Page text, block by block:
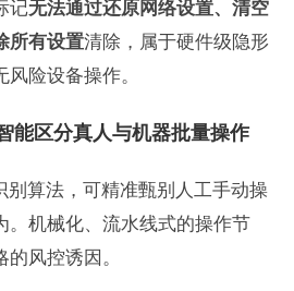
记无法通过还原网络设置、清空
所有设置清除，属于硬件级隐形
险设备操作。
能区分真人与机器批量操作
别算法，可精准甄别人工手动操
。机械化、流水线式的操作节
风控诱因。